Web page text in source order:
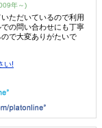
年～)
ただいているので利用
の問い合わせにも丁寧
で大変ありがたいで
い!